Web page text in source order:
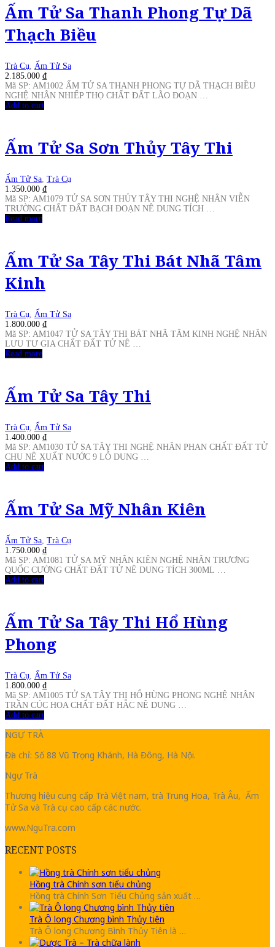
Ấm Tử Sa Thanh Phong Tự Dã
Thạch Biều
Trà Cụ
Ấm Tử Sa
2.185.000 ₫
Mã SP: AM1002 ẤM TỬ SA THANH PHONG TỰ DÃ THẠCH BIỀU
NGHỆ NHÂN NHIẾP THỌ CHẤT ĐẤT LÃO ĐOẠN …
Add to cart
Ấm Tử Sa Sơn Thủy Tây Thi
Ấm Tử Sa Trà Cụ
1.350.000 ₫
Mã SP: AM1079 TỬ SA SƠN THỦY TÂY THI NGHỆ NHÂN VIỄN
TRƯỜNG CHẤT ĐẤT BẠCH ĐOẠN NÊ DUNG TÍCH …
Read more
Ấm Tử Sa Tây Thi Bát Nhã Tâm
Kinh
Trà Cụ
Ấm Tử Sa
1.800.000 ₫
Mã SP: AM1047 TỬ SA TÂY THI BÁT NHÃ TÂM KINH NGHỆ NHÂN
LƯU TƯ GIA CHẤT ĐẤT TỬ NÊ …
Read more
Ấm Tử Sa Tây Thi
Trà Cụ
Ấm Tử Sa
1.400.000 ₫
Mã SP: AM1030 TỬ SA TÂY THI NGHỆ NHÂN PHAN CHẤT ĐẤT TỬ
CHU NÊ XUẤT NƯỚC 9 LỖ DUNG …
Add to cart
Ấm Tử Sa Mỹ Nhân Kiên
Ấm Tử Sa Trà Cụ
1.750.000 ₫
Mã SP: AM1081 TỬ SA MỸ NHÂN KIÊN NGHỆ NHÂN TRƯƠNG
QUỐC CƯỜNG CHẤT ĐẤT TỬ NÊ DUNG TÍCH 300ML …
Add to cart
Ấm Tử Sa Tây Thi Hổ Hùng
Phong
Trà Cụ
Ấm Tử Sa
1.800.000 ₫
Mã SP: AM1005 TỬ SA TÂY THI HỔ HÙNG PHONG NGHỆ NHÂN
TRẦN CÚC HOA CHẤT ĐẤT HẮC NÊ DUNG …
Add to cart
NGỰ TRÀ
Địa chỉ: Số 88 Vũ Trọng Khánh, Hà Đông, Hà Nội.
Ngự Trà
Thương hiệu cung cấp Trà Việt nam, trà Trung Hoa, Trà Âu, Ấm
Tử Sa và Trà cụ cao cấp các nước.
www.NguTra.com
RECENT POSTS
Hồng trà Chính sơn tiểu chủng
Hồng trà Chính Sơn Tiểu Chủng sản xuất …
Trà Ô long Chương bình Thủy tiên
Trà Ô long Chương Bình Thủy Tiên là …